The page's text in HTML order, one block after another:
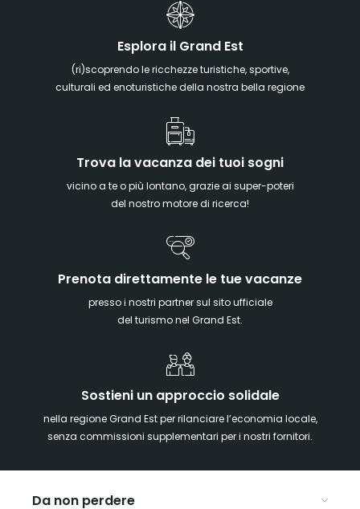
Esplora il Grand Est
(ri)scoprendo le ricchezze turistiche, sportive,
culturali ed enoturistiche della nostra bella regione
Trova la vacanza dei tuoi sogni
vicino a te o più lontano, grazie ai super-poteri
del nostro motore di ricerca!
Prenota direttamente le tue vacanze
presso i nostri partner sul sito ufficiale
del turismo nel Grand Est.
Sostieni un approccio solidale
nella regione Grand Est per rilanciare l’economia locale,
senza commissioni supplementari per i nostri fornitori.
Da non perdere